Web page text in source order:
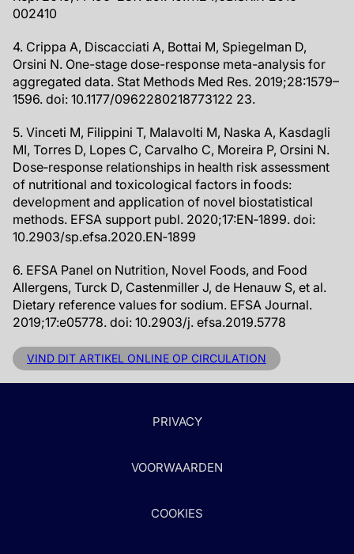
002410
4. Crippa A, Discacciati A, Bottai M, Spiegelman D,
Orsini N. One-stage dose-response meta-analysis for
aggregated data. Stat Methods Med Res. 2019;28:1579–
1596. doi: 10.1177/0962280218773122 23.
5. Vinceti M, Filippini T, Malavolti M, Naska A, Kasdagli
MI, Torres D, Lopes C, Carvalho C, Moreira P, Orsini N.
Dose‐response relationships in health risk assessment
of nutritional and toxicological factors in foods:
development and application of novel biostatistical
methods. EFSA support publ. 2020;17:EN‐1899. doi:
10.2903/sp.efsa.2020.EN‐1899
6. EFSA Panel on Nutrition, Novel Foods, and Food
Allergens, Turck D, Castenmiller J, de Henauw S, et al.
Dietary reference values for sodium. EFSA Journal.
2019;17:e05778. doi: 10.2903/j. efsa.2019.5778
VIND DIT ARTIKEL ONLINE OP CIRCULATION
PRIVACY
VOORWAARDEN
COOKIES